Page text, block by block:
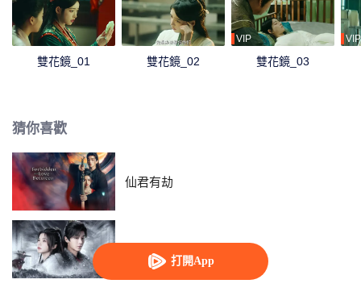
打開App
雙花鏡_01 雙花鏡_02
VIP
雙花鏡_03
VIP
猜你喜歡
仙君有劫